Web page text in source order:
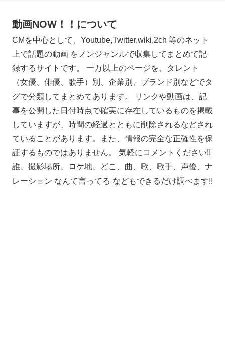
動画NOW！！について
CMを中心として、Youtube,Twitter,wiki,2ch 等のネット
上で話題の動画 をノンジャンルで収集してまとめて記
録するサイトです。 一万以上のページを、タレント
（女優、俳優、歌手）別、企業別、ブランド別などでタ
グで分類してまとめてあります。 リンクや動画は、記
事を公開した日付時点で確実に存在しているものを掲載
していますが、時間の経過とともに削除されるなどされ
ていることがあります。また、情報の完全な正確性を保
証するものではありません。 気軽にコメントください!!
誰、撮影場所、ロケ地、どこ、曲、歌、歌手、声優、ナ
レーション なんて言ってる などもできるだけ調べます!!